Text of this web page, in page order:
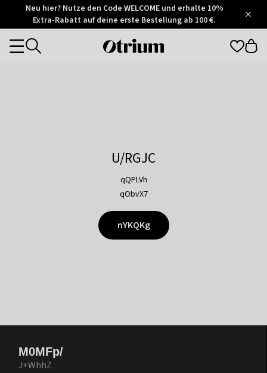
Otrium
Trustpilot
Neu hier? Nutze den Code WELCOME und erhalte 10%
Extra-Rabatt auf deine erste Bestellung ab 100 €.
Otrium
Categories
U/RGJC
qQPLVh
qObvX7
nYKQKg
M0MFp/
J+WhhZ